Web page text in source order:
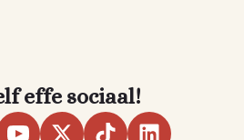
effe sociaal!